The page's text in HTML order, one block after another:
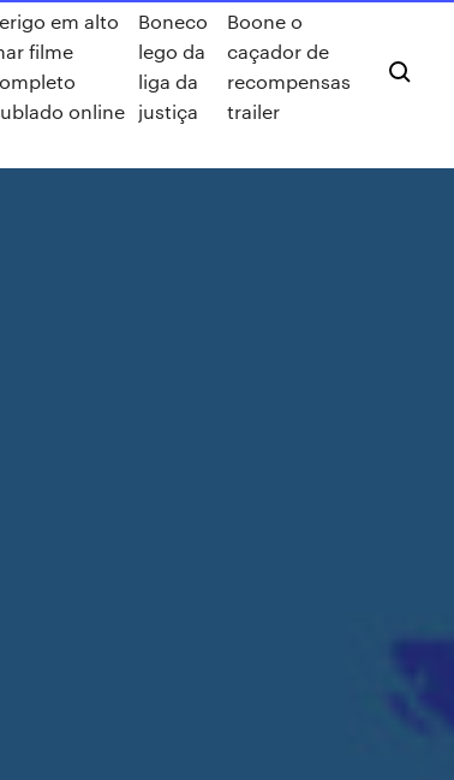
em alto
filme
online
Boneco
lego da
liga da
justiça
Boone o
caçador de
recompensas
trailer